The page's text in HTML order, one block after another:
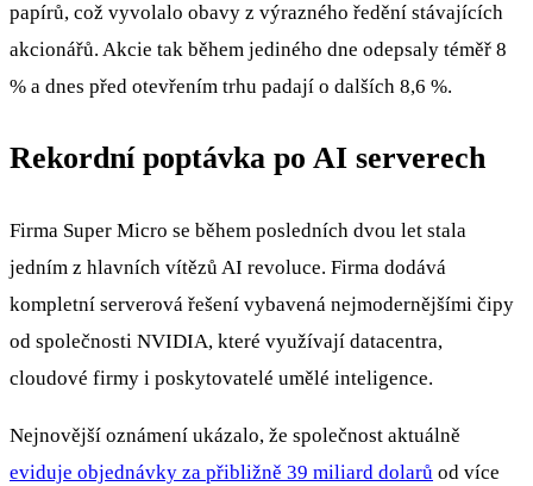
papírů, což vyvolalo obavy z výrazného ředění stávajících
akcionářů. Akcie tak během jediného dne odepsaly téměř 8
% a dnes před otevřením trhu padají o dalších 8,6 %.
Rekordní poptávka po AI serverech
Firma Super Micro se během posledních dvou let stala
jedním z hlavních vítězů AI revoluce. Firma dodává
kompletní serverová řešení vybavená nejmodernějšími čipy
od společnosti NVIDIA, které využívají datacentra,
cloudové firmy i poskytovatelé umělé inteligence.
Nejnovější oznámení ukázalo, že společnost aktuálně
eviduje objednávky za přibližně 39 miliard dolarů od více